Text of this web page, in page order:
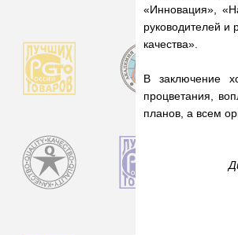
«Инновация»,
руководителей и
качества».
В заключение
процветания,
планов, а всем